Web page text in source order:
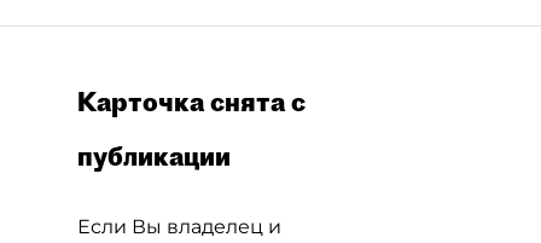
Карточка снята с
публикации
Если Вы владелец и